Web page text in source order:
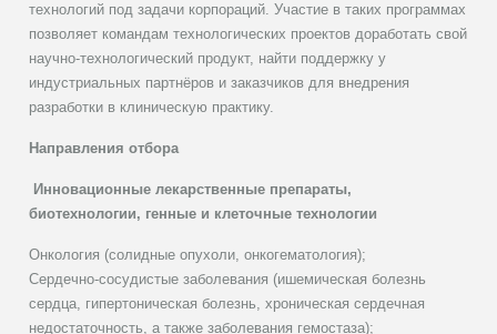
технологий под задачи корпораций. Участие в таких программах
позволяет командам технологических проектов доработать свой
научно-технологический продукт, найти поддержку у
индустриальных партнёров и заказчиков для внедрения
разработки в клиническую практику.
Направления отбора
Инновационные лекарственные препараты,
биотехнологии, генные и клеточные технологии
Онкология (солидные опухоли, онкогематология);
Сердечно-сосудистые заболевания (ишемическая болезнь
сердца, гипертоническая болезнь, хроническая сердечная
недостаточность, а также заболевания гемостаза);